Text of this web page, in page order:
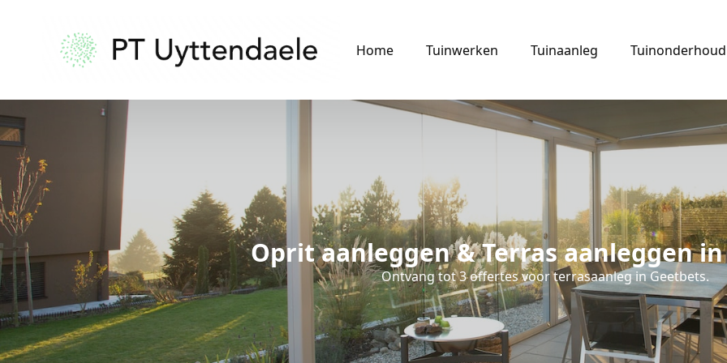
Home Tuinwerken Tuinaanleg Tuinonderhoud
Oprit aanleggen & Terras aanleggen
Ontvang tot 3 offertes voor terrasaanleg in Geetbets.